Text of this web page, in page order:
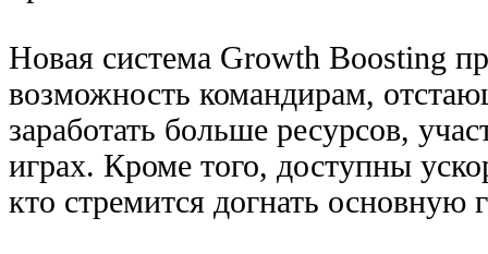
Новая система Growth Boosting
возможность командирам,
заработать больше ресурсов,
играх. Кроме того, доступны
кто стремится догнать основную